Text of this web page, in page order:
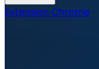
Extension Chrome